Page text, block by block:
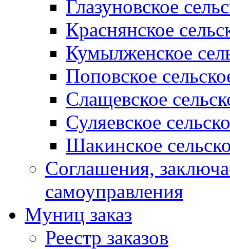
Глазуновское
Краснянское
Кумылженское
Поповское
Слащевское
Суляевское
Шакинское
Соглашения,
самоуправления
Муниц заказ
Реестр заказов